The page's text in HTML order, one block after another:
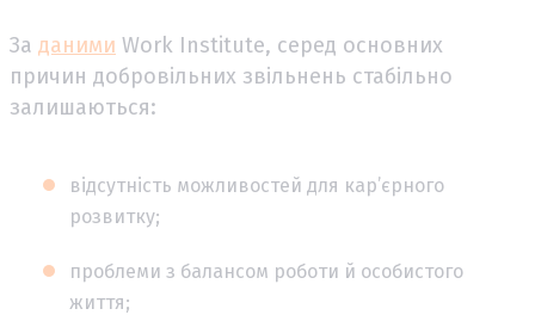
За даними Work Institute, серед основних
причин добровільних звільнень стабільно
залишаються:
відсутність можливостей для кар’єрного
розвитку;
проблеми з балансом роботи й особистого
життя;